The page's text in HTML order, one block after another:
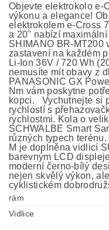
Objevte elektrokolo e-
výkonu a elegance!
elektrokolem e-Cross
a 20" nabízí
SHIMANO BR-MT200
zastavení na každém
Li-Ion 36V / 720 Wh
nemusíte mít obavy z
PANASONIC GX
Nm vám poskytne
kopci. Vychutnejte si
rychlostí s
rychlostmi. Kola o
SCHWALBE Smart
různých typech
M je doplněna vidlicí
barevným LCD
moderní černo-bílý
nejen skvělý výkon,
cyklistickém
rám
Vidlice